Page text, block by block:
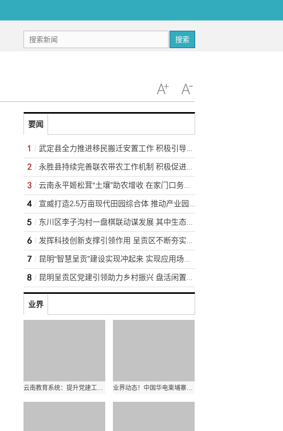
搜索
要闻
武定县全力推进移民搬迁安置工作 积极引导移民多渠道就业
永胜县持续完善联农带农工作机制 积极促进农民收入持续增长
云南永平姬松茸“土壤”助农增收 在家门口务工实现稳步增收
宣威打造2.5万亩现代田园综合体 推动产业园区农业转型升级
东川区李子沟村一盘棋联动谋发展 其中生态采摘园获利3.5万元
发挥科技创新支撑引领作用 呈贡区不断夯实区域创新体系建设
昆明“智慧呈贡”建设实现冲起来 实现应用场景1到N的推广
昆明呈贡区党建引领助力乡村振兴 盘活闲置土地资源200余亩
业界
云南教育系统：提升党建工作质量是办学治校的基本功和生命线 业界动态！中国华电柬埔寨西港项目首台机组顺利通过试验